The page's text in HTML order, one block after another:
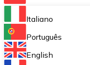
Bitnovo Ramp
Integra nuestra
Bitnovo Giftcards
Italiano
Português
English